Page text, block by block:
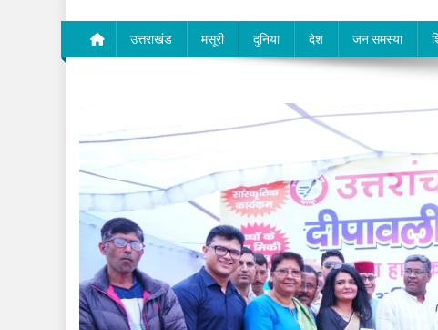
उत्तराखंड मसूरी दुनिया देश जन समस्या